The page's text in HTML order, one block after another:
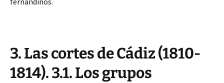
3. Las cortes de Cádiz (1810-
1814). 3.1. Los grupos